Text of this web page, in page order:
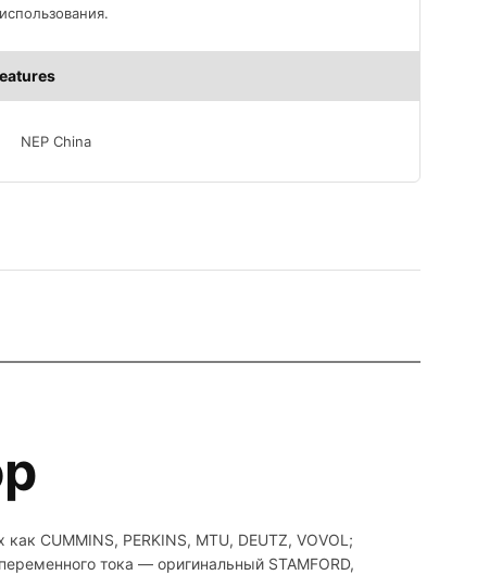
использования.
NEP China
CUMMINS, PERKINS, MTU, DEUTZ, VOVOL;
тока — оригинальный STAMFORD,